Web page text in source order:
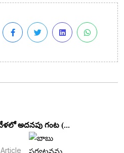
అదనపు గంట (...